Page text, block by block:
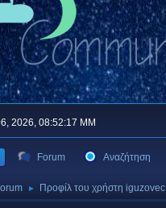
2026, 08:52:17 ΜΜ
Forum Αναζήτηση
► Προφίλ του χρήστη iguzovec